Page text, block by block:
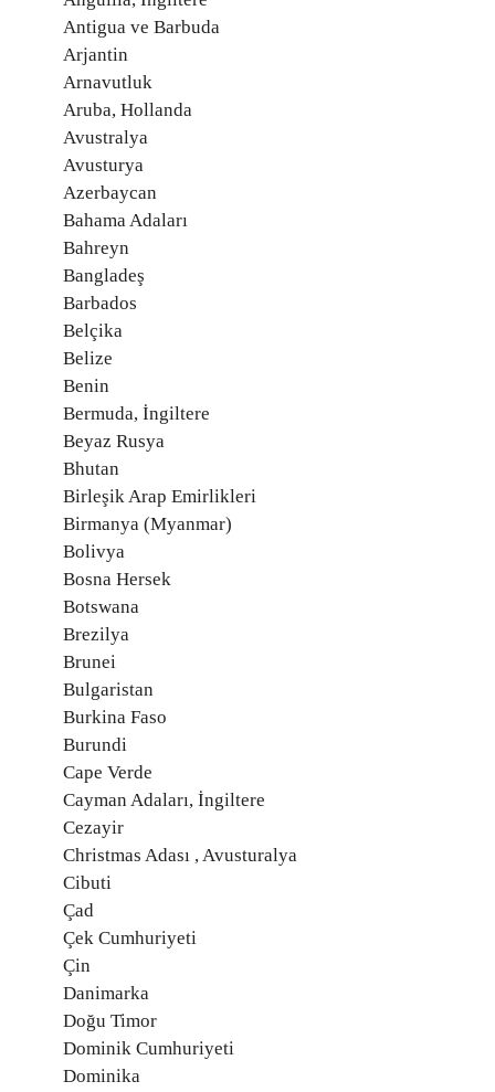
Antigua ve Barbuda
Arjantin
Arnavutluk
Aruba, Hollanda
Avustralya
Avusturya
Azerbaycan
Bahama Adaları
Bahreyn
Bangladeş
Barbados
Belçika
Belize
Benin
Bermuda, İngiltere
Beyaz Rusya
Bhutan
Birleşik Arap Emirlikleri
Birmanya (Myanmar)
Bolivya
Bosna Hersek
Botswana
Brezilya
Brunei
Bulgaristan
Burkina Faso
Burundi
Cape Verde
Cayman Adaları, İngiltere
Cezayir
Christmas Adası , Avusturalya
Cibuti
Çad
Çek Cumhuriyeti
Çin
Danimarka
Doğu Timor
Dominik Cumhuriyeti
Dominika